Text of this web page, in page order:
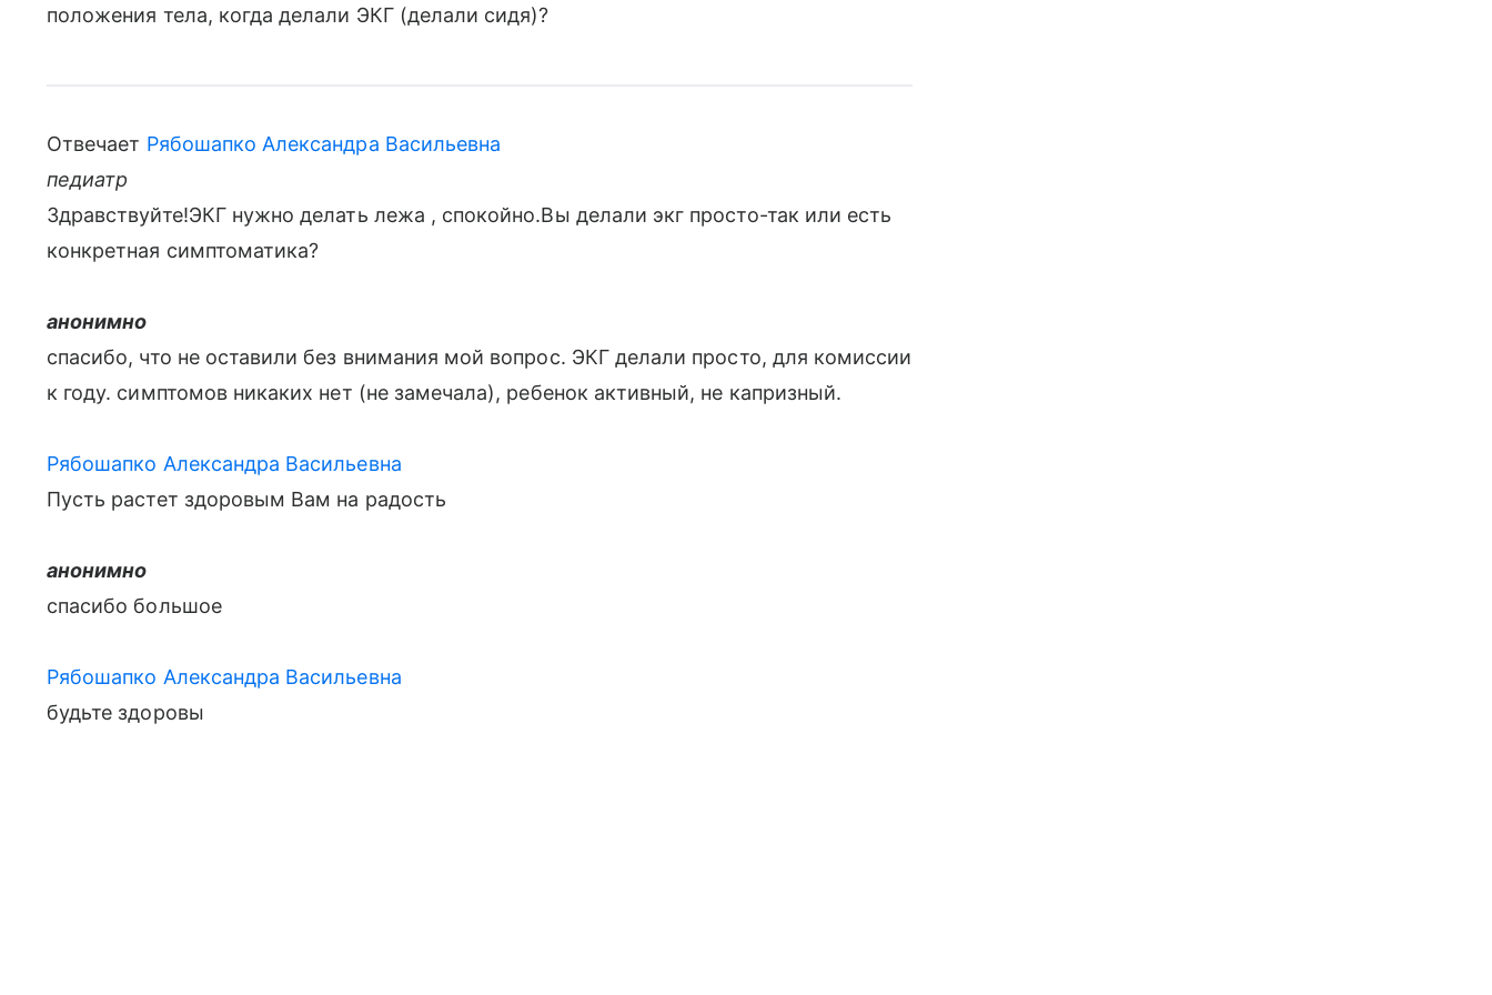
положения тела, когда делали ЭКГ (делали сидя)?
Отвечает Рябошапко Александра Васильевна
педиатр
Здравствуйте!ЭКГ нужно делать лежа , спокойно.Вы делали экг просто-так или есть
конкретная симптоматика?
анонимно
спасибо, что не оставили без внимания мой вопрос. ЭКГ делали просто, для комиссии
к году. симптомов никаких нет (не замечала), ребенок активный, не капризный.
Рябошапко Александра Васильевна
Пусть растет здоровым Вам на радость
анонимно
спасибо большое
Рябошапко Александра Васильевна
будьте здоровы